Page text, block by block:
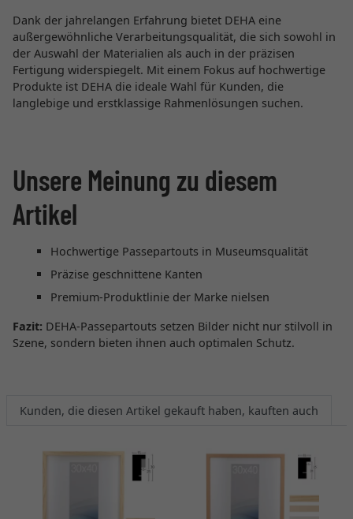
Dank der jahrelangen Erfahrung bietet DEHA eine
außergewöhnliche Verarbeitungsqualität, die sich sowohl in
der Auswahl der Materialien als auch in der präzisen
Fertigung widerspiegelt. Mit einem Fokus auf hochwertige
Produkte ist DEHA die ideale Wahl für Kunden, die
langlebige und erstklassige Rahmenlösungen suchen.
Unsere Meinung zu diesem
Artikel
Hochwertige Passepartouts in Museumsqualität
Präzise geschnittene Kanten
Premium-Produktlinie der Marke nielsen
Fazit: DEHA-Passepartouts setzen Bilder nicht nur stilvoll in
Szene, sondern bieten ihnen auch optimalen Schutz.
Kunden, die diesen Artikel gekauft haben, kauften auch